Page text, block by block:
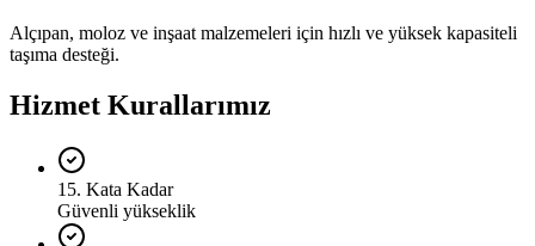
Alçıpan, moloz ve inşaat malzemeleri için hızlı ve yüksek kapasiteli
taşıma desteği.
Hizmet Kurallarımız
15. Kata Kadar
Güvenli yükseklik